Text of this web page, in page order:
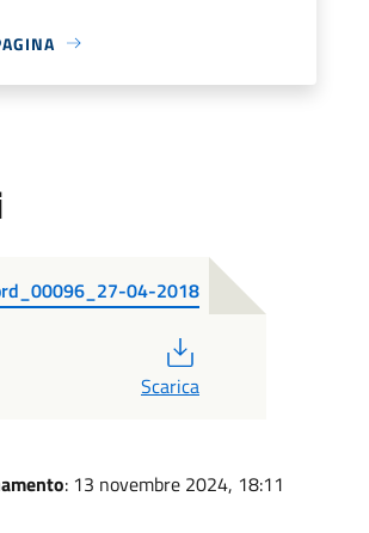
04-2018
Scarica
: 13 novembre 2024, 18:11